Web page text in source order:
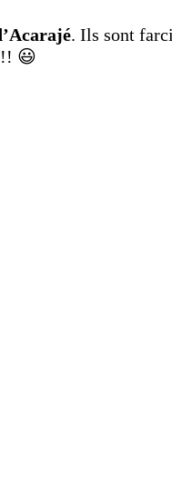
. Ils sont
😃